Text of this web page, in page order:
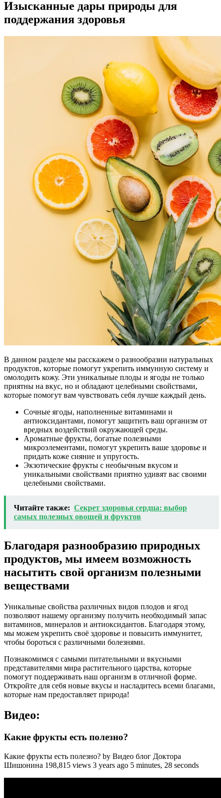
Изысканные дары природы для
поддержания здоровья
В данном разделе мы расскажем о разнообразии натуральных
продуктов, которые помогут укрепить иммунную систему и
омолодить кожу. Эти уникальные плоды и ягоды не только
приятны на вкус, но и обладают целебными свойствами,
которые помогут вам чувствовать себя лучше каждый день.
Сочные ягоды, наполненные витаминами и
антиоксидантами, помогут защитить ваш организм от
вредных воздействий окружающей среды.
Ароматные фрукты, богатые полезными
микроэлементами, помогут укрепить ваше здоровье и
придать коже сияние и упругость.
Экзотические фрукты с необычным вкусом и
уникальными свойствами приятно удивят вас своими
целебными свойствами.
Читайте также: Секрет здоровья сердца: выбор
самых полезных овощей и фруктов
Благодаря разнообразию природных
продуктов, мы имеем возможность
насытить свой организм полезными
веществами
Уникальные свойства различных видов плодов и ягод
позволяют нашему организму получить необходимый запас
витаминов, минералов и антиоксидантов. Благодаря этому,
мы можем укрепить своё здоровье и повысить иммунитет,
чтобы бороться с различными болезнями.
Познакомимся с самыми питательными и вкусными
представителями мира растительного царства, которые
помогут поддерживать наш организм в отличной форме.
Откройте для себя новые вкусы и насладитесь всеми благами,
которые нам предоставляет природа!
Видео:
Какие фрукты есть полезно?
Какие фрукты есть полезно? by Видео блог Доктора
Шишонина 198,815 views 3 years ago 5 minutes, 28 seconds